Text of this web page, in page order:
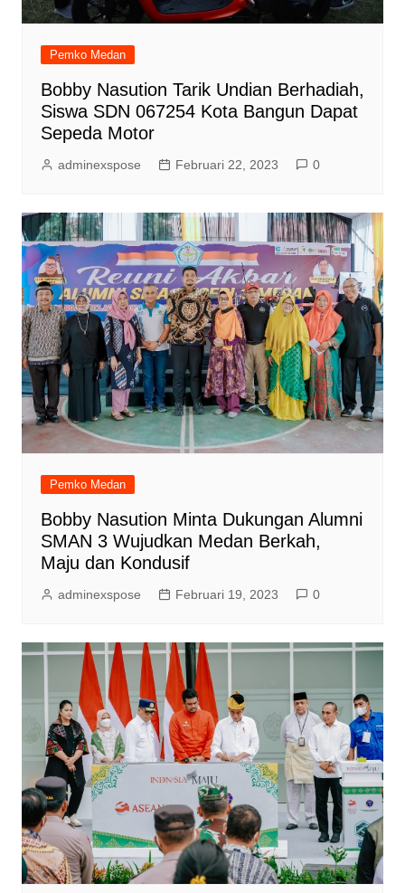
Pemko Medan
Bobby Nasution Tarik Undian Berhadiah,
Siswa SDN 067254 Kota Bangun Dapat
Sepeda Motor
adminexspose Februari 22, 2023 0
Pemko Medan
Bobby Nasution Minta Dukungan Alumni
SMAN 3 Wujudkan Medan Berkah,
Maju dan Kondusif
adminexspose Februari 19, 2023 0